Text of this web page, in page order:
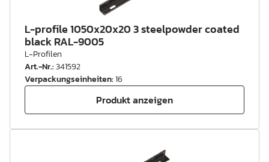
L-profile 1050x20x20 3 steelpowder coated
black RAL-9005
L-Profilen
Art.-Nr.:341592
Verpackungseinheiten:16
Produkt anzeigen